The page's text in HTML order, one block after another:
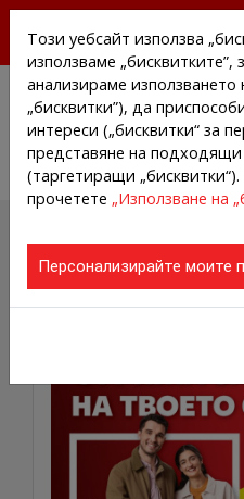
АГЕНЦИИТЕ
от агенциите
Този уебсайт използва
използваме
анализираме използването
„бисквитки”), да
интереси („бисквитки“ за
представяне на
(таргетиращи
прочетете „Използване на
Персонализирайте моите